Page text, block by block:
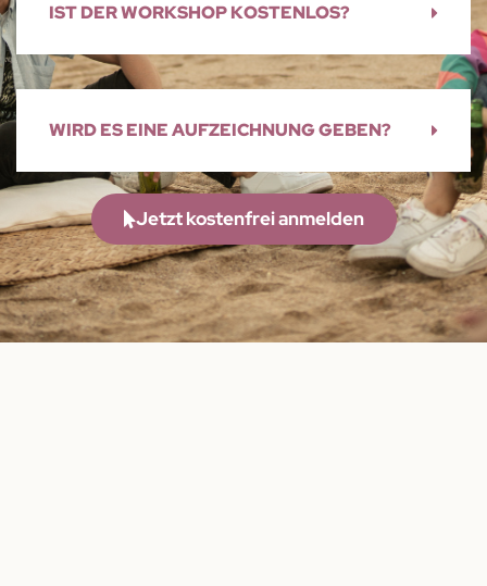
IST DER WORKSHOP KOSTENLOS?
WIRD ES EINE AUFZEICHNUNG GEBEN?
Jetzt kostenfrei anmelden